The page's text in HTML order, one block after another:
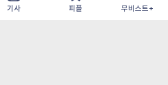
기사 피플 무비스트+